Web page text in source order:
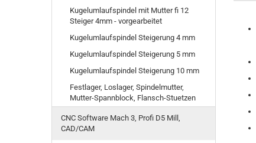
Kugelumlaufspindel mit Mutter fi 12
Steiger 4mm - vorgearbeitet
Kugelumlaufspindel Steigerung 4 mm
Kugelumlaufspindel Steigerung 5 mm
Kugelumlaufspindel Steigerung 10 mm
Festlager, Loslager, Spindelmutter,
Mutter-Spannblock, Flansch-Stuetzen
CNC Software Mach 3, Profi D5 Mill,
CAD/CAM